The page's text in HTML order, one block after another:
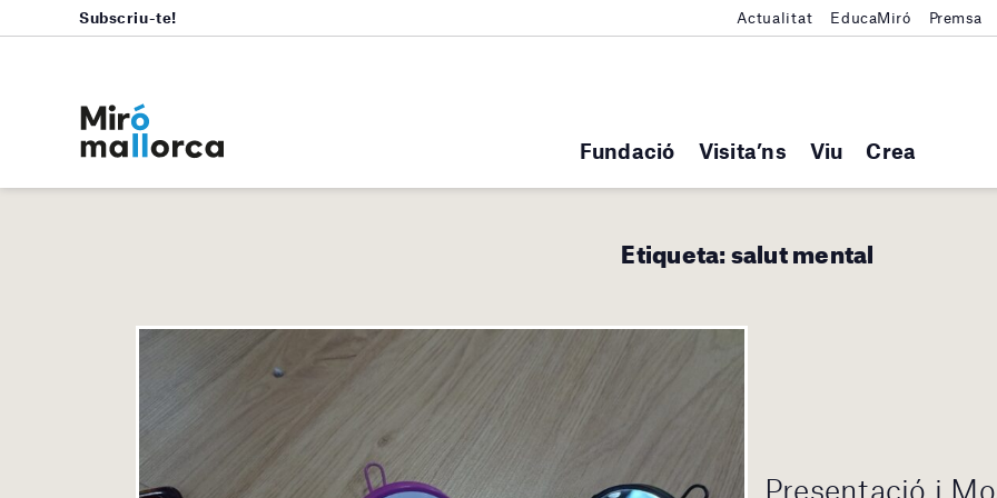
Fundació Visita’ns Viu Crea
Subscriu-te! Actualitat EducaMiró Premsa
Etiqueta:salut mental
Presentació i